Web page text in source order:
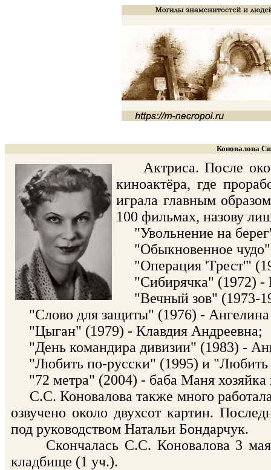
Коновалова
Актриса. После
киноактёра, где
играла главным
100 фильмах, назову
"Увольнение на
"Обыкновенное чудо"
"Операция 'Трест'"
"Сибирячка" (1972) -
"Вечный зов" (1973-
"Слово для защиты" (1976) - Ангелина
"Цыган" (1979) - Клавдия Андреевна;
"День командира дивизии" (1983) -
"Любить по-русски" (1995) и "Любить
"72 метра" (2004) - баба Маня хозяйка
С.С. Коновалова также много
озвучено около двухсот картин.
под руководством Натальи Бондарчук.
Скончалась С.С. Коновалова 3 мая
кладбище (1 уч.).